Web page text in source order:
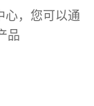
心，您可以通
品